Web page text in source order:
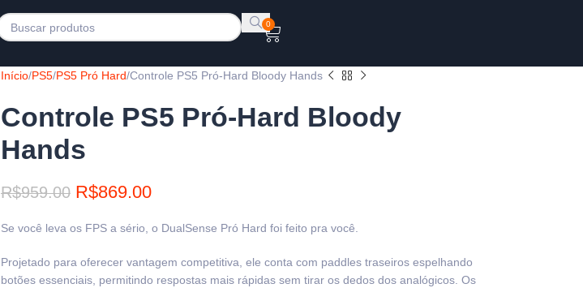
0
Início PS5 PS5 Pró Hard Controle PS5 Pró-Hard Bloody Hands
Controle PS5 Pró-Hard Bloody
Hands
R$959.00 R$869.00
Se você leva os FPS a sério, o DualSense Pró Hard foi feito pra você.
Projetado para oferecer vantagem competitiva, ele conta com paddles traseiros espelhando
botões essenciais, permitindo respostas mais rápidas sem tirar os dedos dos analógicos. Os